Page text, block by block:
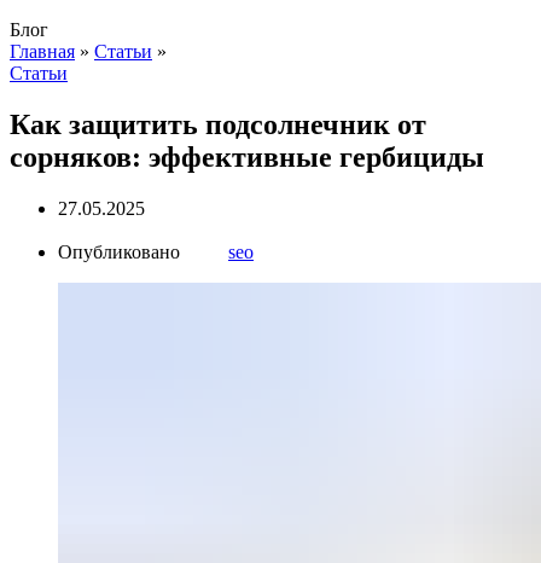
Блог
Главная » Статьи »
Статьи
Как защитить подсолнечник от
сорняков: эффективные гербициды
27.05.2025
Опубликовано seo